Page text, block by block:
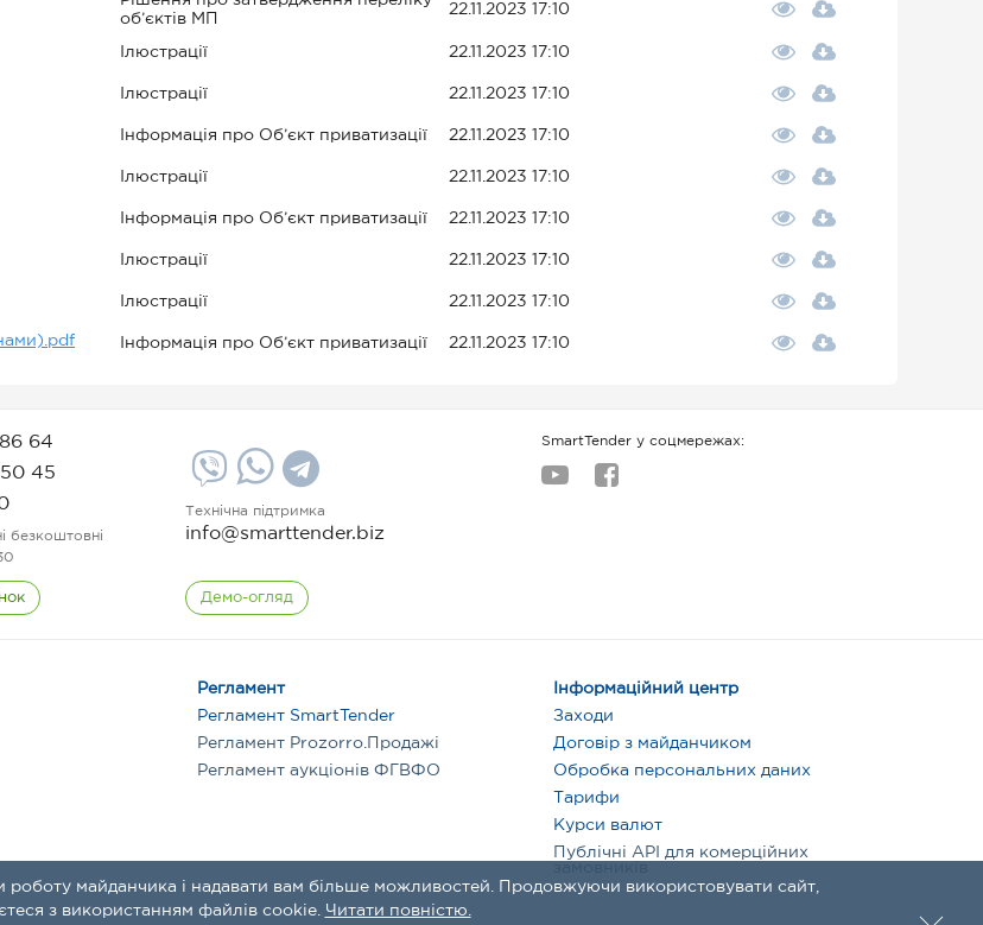
об’єктів МП
22.11.2023 17:10
Ілюстрації 22.11.2023 17:10
Ілюстрації 22.11.2023 17:10
Інформація про Об’єкт приватизації 22.11.2023 17:10
Ілюстрації 22.11.2023 17:10
Інформація про Об’єкт приватизації 22.11.2023 17:10
Ілюстрації 22.11.2023 17:10
Ілюстрації 22.11.2023 17:10
Інформація про Об’єкт приватизації 22.11.2023 17:10
майданчика і надавати вам більше можливостей. Продовжуючи використовувати сайт,
з використанням файлів cookie.
Читати повністю.
64
45
безкоштовні
Технічна підтримка
info@smarttender.biz
Демо-огляд
SmartTender у соцмережах:
Регламент
Регламент SmartTender
Регламент Prozorro.Продажі
Регламент аукціонів ФГВФО
Інформаційний центр
Заходи
Договір з майданчиком
Обробка персональних даних
Тарифи
Курси валют
Публічні API для комерційних